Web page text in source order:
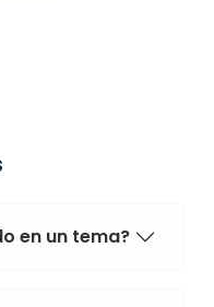
en un tema?